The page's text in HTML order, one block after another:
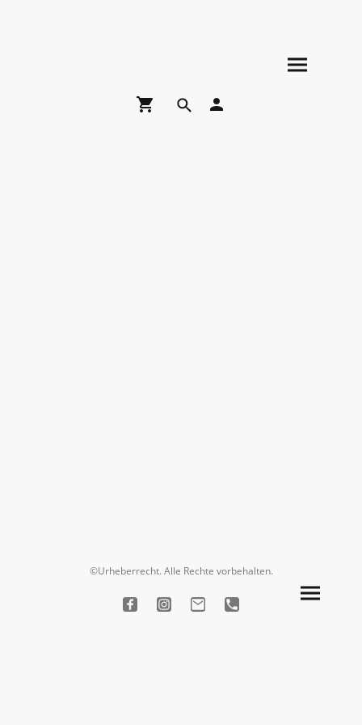
©Urheberrecht. Alle Rechte vorbehalten.